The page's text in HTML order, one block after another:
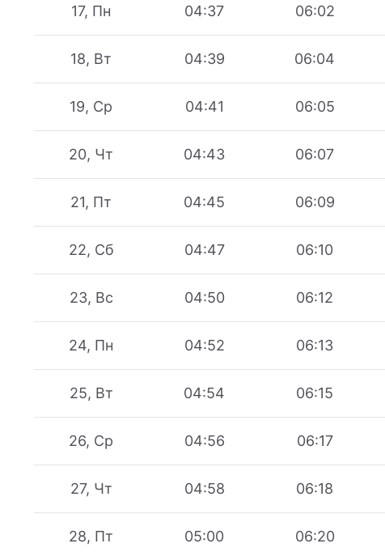
17, Пн 04:37 06:02
18, Вт 04:39 06:04
19, Ср 04:41 06:05
20, Чт 04:43 06:07
21, Пт 04:45 06:09
22, Сб 04:47 06:10
23, Вс 04:50 06:12
24, Пн 04:52 06:13
25, Вт 04:54 06:15
26, Ср 04:56 06:17
27, Чт 04:58 06:18
28, Пт 05:00 06:20